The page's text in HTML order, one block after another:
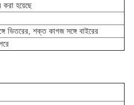
হয়েছে
ভিতরের, শক্ত কাগজ সঙ্গে বাইরের